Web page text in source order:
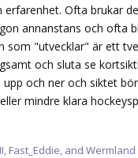
erfarenhet. Ofta brukar
annanstans och ofta
som "utvecklar" är ett
och sluta se
och ner och siktet
mindre klara
, Fast_Eddie, and Wermland